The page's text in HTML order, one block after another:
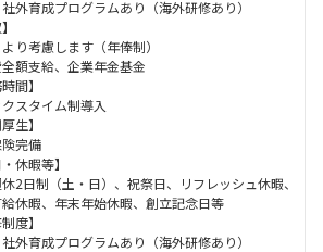
外育成プログラムあり（海外研修あり）
り考慮します（年俸制）
額支給、企業年金基金
間】
スタイム制導入
生】
完備
・休暇等】
2日制（土・日）、祝祭日、リフレッシュ休暇、
休暇、年末年始休暇、創立記念日等
度】
外育成プログラムあり（海外研修あり）